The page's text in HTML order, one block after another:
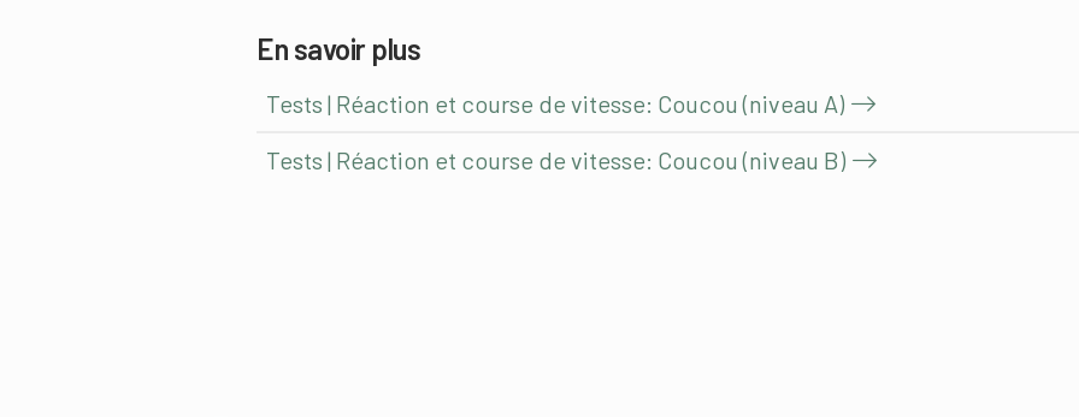
En savoir plus
Tests | Réaction et course de vitesse: Coucou (niveau A)
Tests | Réaction et course de vitesse: Coucou (niveau B)